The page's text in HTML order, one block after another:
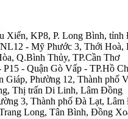
KP8, P. Long Bình, tỉnh
- Mỹ Phước 3, Thới Hoà,
Q.Bình Thủy, TP.Cần Thơ
- Quận Gò Vấp - TP.Hồ
Phường 12, Thành phố
Thị trấn Di Linh, Lâm Đồng
3, Thành phố Đà Lạt,
Long, Tân Bình, Đồng